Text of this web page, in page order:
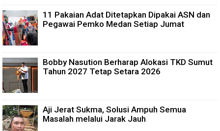
11 Pakaian Adat Ditetapkan Dipakai ASN dan
Pegawai Pemko Medan Setiap Jumat
Bobby Nasution Berharap Alokasi TKD Sumut
Tahun 2027 Tetap Setara 2026
Aji Jerat Sukma, Solusi Ampuh Semua
Masalah melalui Jarak Jauh